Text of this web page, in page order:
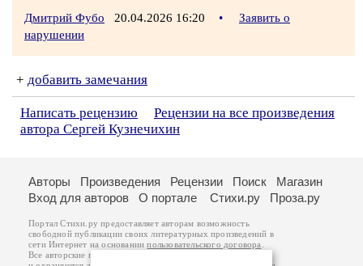
Дмитрий Фубо 20.04.2026 16:20 •
Заявить о
нарушении
+ добавить замечания
Написать рецензию
Рецензии на все произведения
автора Сергей Кузнечихин
Авторы Произведения Рецензии Поиск
Магазин
Вход для авторов
О портале Стихи.ру Проза.ру
Портал Стихи.ру предоставляет авторам возможность
свободной публикации своих литературных произведений в
сети Интернет на основаниипользовательского договора
Все авторские права на произведения принадлежат авторам